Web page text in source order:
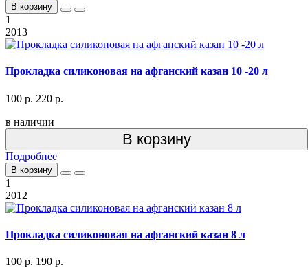
В корзину
1
2013
Прокладка силиконовая на афганский казан 10 -20 л
100 р. 220 р.
в наличии
В корзину
Подробнее
В корзину
1
2012
Прокладка силиконовая на афганский казан 8 л
100 р. 190 р.